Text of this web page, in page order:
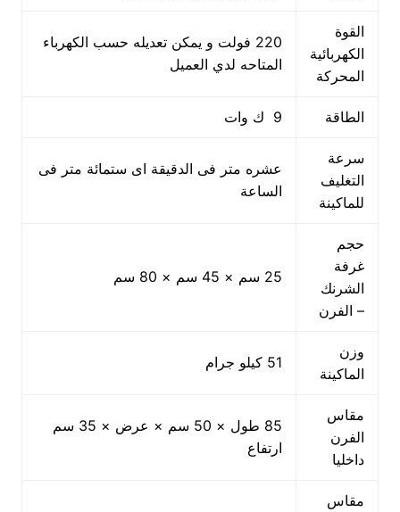
القوة
الكهربائية
المحركة
220 فولت و يمكن تعديله حسب الكهرباء
المتاحه لدي العميل
الطاقة 9 ك وات
سرعة
التغليف
للماكينة
عشره متر فى الدقيقة اى ستمائة متر فى
الساعة
حجم
غرفة
الشرنك
– الفرن
25 سم × 45 سم × 80 سم
وزن
الماكينة
51 كيلو جرام
مقاس
الفرن
داخليا
85 طول × 50 سم × عرض × 35 سم
ارتفاع
مقاس